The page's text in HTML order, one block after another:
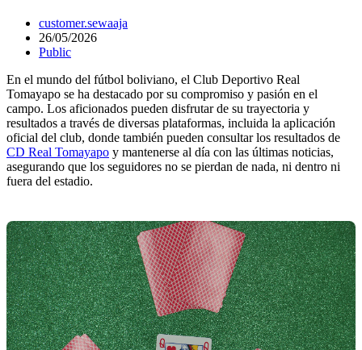
Post
author:
customer.sewaaja
Post
published:
26/05/2026
Post
Public
En el mundo del fútbol boliviano, el Club Deportivo Real
Tomayapo se ha destacado por su compromiso y pasión en el
campo. Los aficionados pueden disfrutar de su trayectoria y
resultados a través de diversas plataformas, incluida la aplicación
oficial del club, donde también pueden consultar los resultados de
CD Real Tomayapo y mantenerse al día con las últimas noticias,
asegurando que los seguidores no se pierdan de nada, ni dentro ni
fuera del estadio.